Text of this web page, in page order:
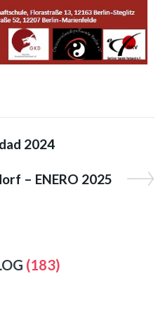
2024
– ENERO 2025
(183)